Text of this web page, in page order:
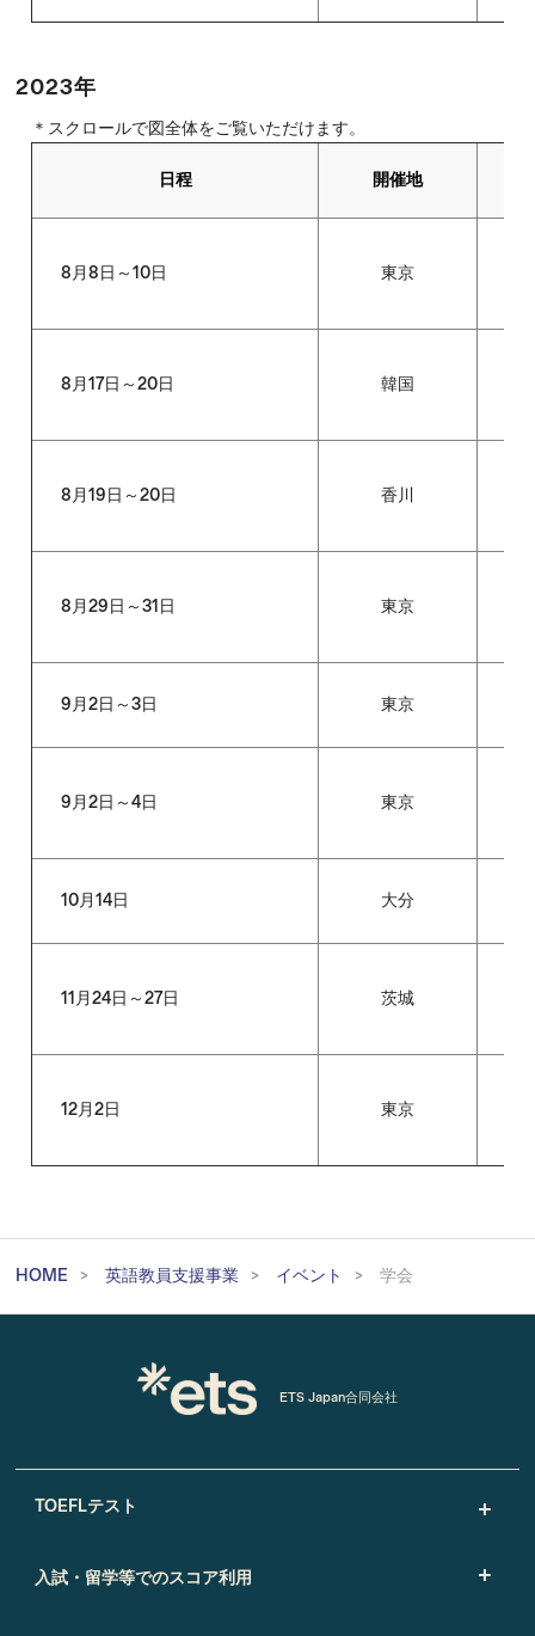
2023年
＊スクロールで図全体をご覧いただけます。
日程 開催地
8月8日～10日 東京
8月17日～20日 韓国
8月19日～20日 香川
8月29日～31日 東京
9月2日～3日 東京
9月2日～4日 東京
10月14日 大分
11月24日～27日 茨城
12月2日 東京
HOME 英語教員支援事業 イベント 学会
ETS Japan合同会社
TOEFLテスト
入試・留学等でのスコア利用